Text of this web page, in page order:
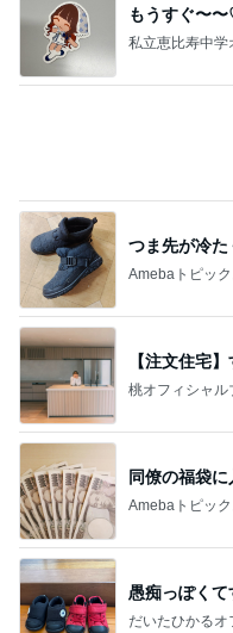
もうすぐ〜
私立恵比寿中学
つま先が冷
Amebaトピック
【注文住宅
桃オフィシャ
同僚の福袋
Amebaトピック
愚痴っぽく
だいたひかるオ